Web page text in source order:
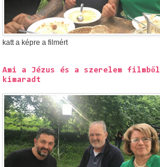
katt a képre a filmért
Ami a Jézus és a szerelem filmből
kimaradt